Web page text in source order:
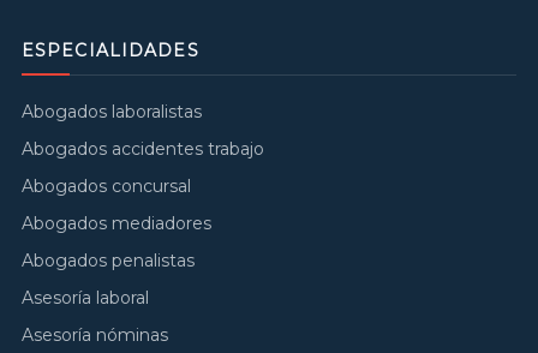
ESPECIALIDADES
Abogados laboralistas
Abogados accidentes trabajo
Abogados concursal
Abogados mediadores
Abogados penalistas
Asesoría laboral
Asesoría nóminas